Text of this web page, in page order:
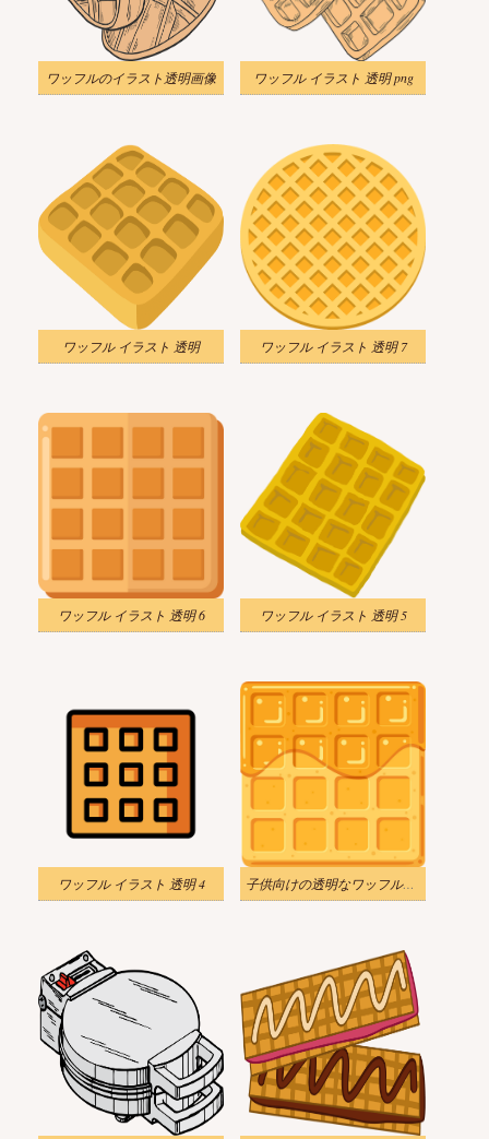
ワッフルのイラスト透明画像 ワッフル イラスト 透明 png
ワッフル イラスト 透明 ワッフル イラスト 透明 7
ワッフル イラスト 透明 6 ワッフル イラスト 透明 5
ワッフル イラスト 透明 4 子供向けの透明なワッフルのイラスト